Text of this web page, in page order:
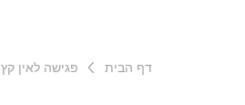
דף הבית פגישה לאין קץ